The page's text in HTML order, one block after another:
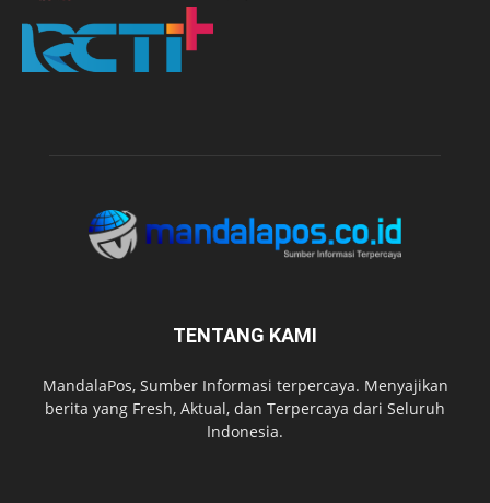
TENTANG KAMI
MandalaPos, Sumber Informasi terpercaya. Menyajikan
berita yang Fresh, Aktual, dan Terpercaya dari Seluruh
Indonesia.